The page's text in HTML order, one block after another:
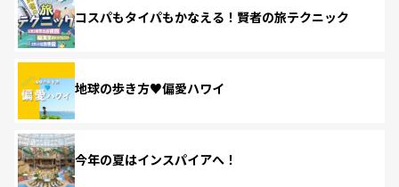
コスパもタイパもかなえる！賢者の旅テクニック
地球の歩き方♥偏愛ハワイ
今年の夏はインスパイアへ！